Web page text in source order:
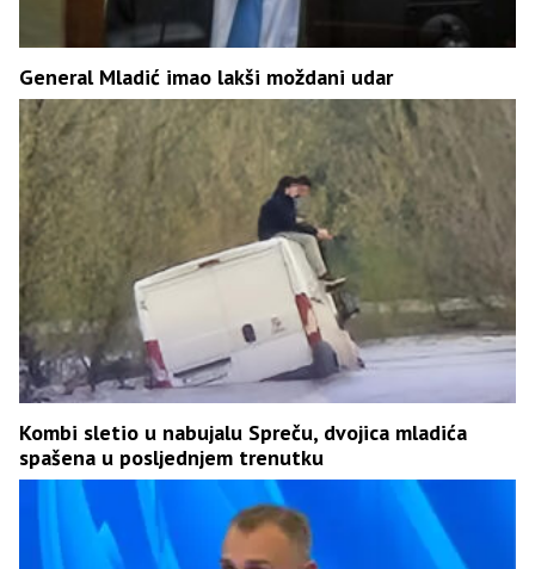
General Mladić imao lakši moždani udar
Kombi sletio u nabujalu Spreču, dvojica mladića
spašena u posljednjem trenutku